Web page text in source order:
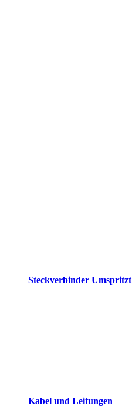
Steckverbinder Umspritzt
Kabel und Leitungen